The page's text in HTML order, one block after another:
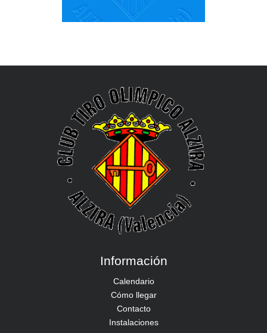
Información
Calendario
Cómo llegar
Contacto
Instalaciones